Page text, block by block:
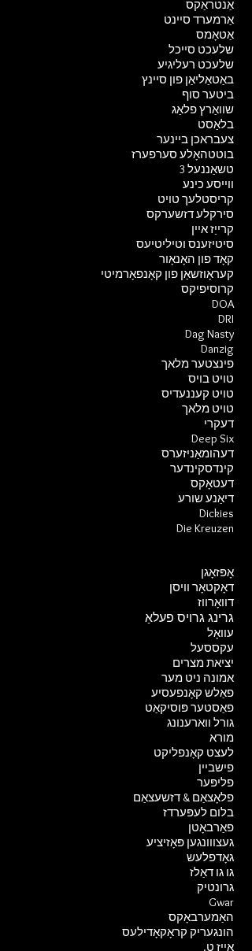
אַנטראַקס
אַרמערד סיינט
אַטאָמס
שלעכט סייכל
שלעכט רעליגיע
באַטאַליאַן פון סיינץ
ביטער סוף
שוואַרץ פלאַג
בלאַסט
צעבראכן ביינער
בוטטהאָלע סערפערז
טשאַננעל 3
ווייסע כינע
קריסטלעך טויט
סירקלע דזשערקס
קרייַז איין
סיטיזענס וטיליטיעס
קאָד פון האָנאָור
קעראָוזשאַן פון קאָנפאָרמיטי
קרוסיפיקס
DOA
DRI
Dag Nasty
Danzig
פינצטער מלאך
טויט בויס
טויט קעננעדיס
טויט מלאך
דעקרי
Deep Six
דעהומאַניזערס
קינדסקינדער
דעטאָקס
דיאַנע שורע
Dickies
Die Kreuzen
אָפּזאָגן
דאָקטאָר וויסן
דוואָרווז
גרינג גרויס פעלאַ
עוואָל
עקססעל
יציאת מצרים
אמונה ניט מער
פאַלש קאָנפעסיע
פאַסטער פּוסיקאַט
גורל ווארענונג
מורא
לעצט קאָנפליקט
פישביין
פליפּער
פלאָצאַם & דזשעצאַם
בלום לעפּערדז
פאַרבאָטן
געצווונגען פּאָזיציע
גאָדפלעש
גו גו דאַלז
גרונטיק
Gwar
האַמערבאָקס
הונגעריק קראָקאָדילעס
אייז ט.